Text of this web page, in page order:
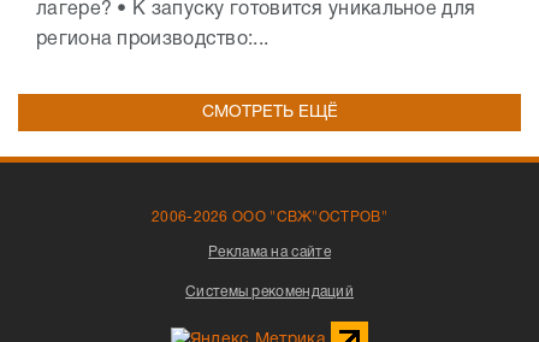
лагере? • К запуску готовится уникальное для
региона производство:...
СМОТРЕТЬ ЕЩЁ
2006-2026 ООО "СВЖ"ОСТРОВ"
Реклама на сайте
Системы рекомендаций